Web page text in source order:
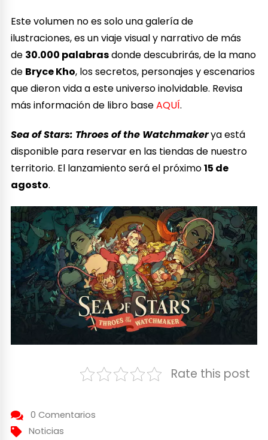
Este volumen no es solo una galería de
ilustraciones, es un viaje visual y narrativo de más
de 30.000 palabrasdonde descubrirás, de la mano
de Bryce Kho, los secretos, personajes y escenarios
que dieron vida a este universo inolvidable. Revisa
más información de libro baseAQUÍ.
Sea of Stars: Throes of the Watchmakerya está
disponible para reservar en las tiendas de nuestro
territorio. El lanzamiento será el próximo15 de
agosto.
Rate this post
0 Comentarios
Noticias